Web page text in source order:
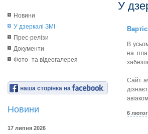
Новини
У дзеркалі ЗМІ
Прес-релізи
Документи
Фото- та відеогалерея
наша сторінка на
Новини
17 липня 2026
У
В
на
Сайт
6